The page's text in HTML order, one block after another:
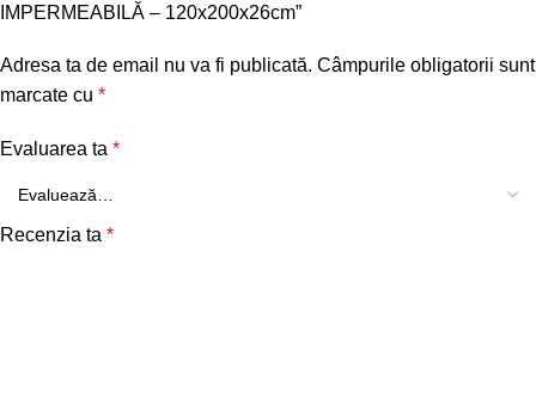
IMPERMEABILĂ – 120x200x26cm”
Adresa ta de email nu va fi publicată. Câmpurile obligatorii sunt
marcate cu *
Evaluarea ta *
Recenzia ta *